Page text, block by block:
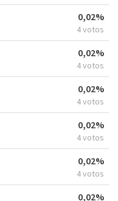
0,02%
4 votos
0,02%
4 votos
0,02%
4 votos
0,02%
4 votos
0,02%
4 votos
0,02%